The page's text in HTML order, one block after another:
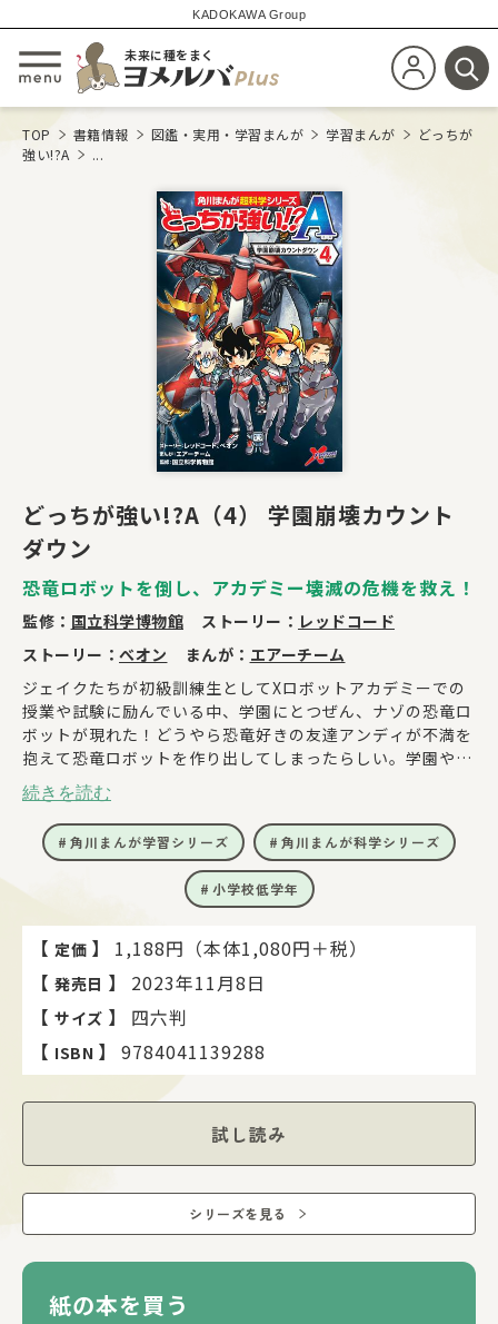
KADOKAWA Group
メニューを開閉する
未来に種をまく
新規会員登
検
TOP 書籍情報 図鑑・実用・学習まんが 学習まんが
どっちが
強い!?A
...
どっちが強い!?A（4） 学園崩壊カウント
ダウン
恐竜ロボットを倒し、アカデミー壊滅の危機を救え！
監修： 国立科学博物館 ストーリー： レッドコード
ストーリー： べオン まんが： エアーチーム
ジェイクたちが初級訓練生としてXロボットアカデミーでの
授業や試験に励んでいる中、学園にとつぜん、ナゾの恐竜ロ
ボットが現れた！どうやら恐竜好きの友達アンディが不満を
抱えて恐竜ロボットを作り出してしまったらしい。学園や友
達を守るために、ジェイクたちは最強の恐竜ロボットを倒す
ことができるのか!?
続きを読む
角川まんが学習シリーズ 角川まんが科学シリーズ
小学校低学年
【 定価 】
1,188円（本体1,080円＋税）
【 発売日 】
2023年11月8日
【 サイズ 】
四六判
【 ISBN 】 9784041139288
試し読み
シリーズを見る
紙の本を買う